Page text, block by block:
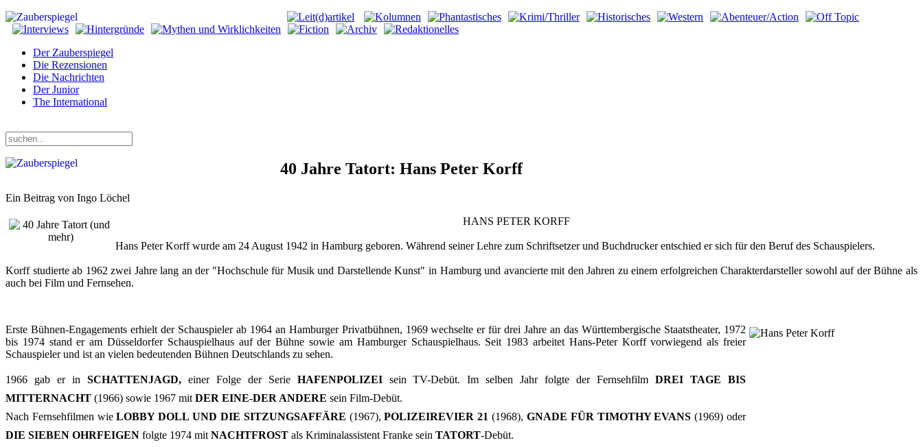
Der Zauberspiegel
Die Rezensionen
Die Nachrichten
Der Junior
The International
40 Jahre Tatort: Hans Peter Korff
Ein Beitrag von Ingo Löchel
HANS PETER KORFF
Hans Peter Korff wurde am 24 August 1942 in Hamburg geboren. Während seiner Lehre zum Schriftsetzer und Buchdrucker entschied er sich für den Beruf des Schauspielers.
Korff studierte ab 1962 zwei Jahre lang an der "Hochschule für Musik und Darstellende Kunst" in Hamburg und avancierte mit den Jahren zu einem erfolgreichen Charakterdarsteller sowohl auf der Bühne als
auch bei Film und Fernsehen.
Erste Bühnen-Engagements erhielt der Schauspieler ab 1964 an Hamburger Privatbühnen, 1969 wechselte er für drei Jahre an das Württembergische Staatstheater, 1972
bis 1974 stand er am Düsseldorfer Schauspielhaus auf der Bühne sowie am Hamburger Schauspielhaus. Seit 1983 arbeitet Hans-Peter Korff vorwiegend als freier
Schauspieler und ist an vielen bedeutenden Bühnen Deutschlands zu sehen.
1966 gab er in SCHATTENJAGD,einer Folge der Serie HAFENPOLIZEIsein TV-Debüt. Im selben Jahr folgte der FernsehfilmDREI TAGE BIS
MITTERNACHT (1966) sowie 1967 mit DER EINE-DER ANDERE sein Film-Debüt.
Nach Fernsehfilmen wieLOBBY DOLL UND DIE SITZUNGSAFFÄRE (1967),POLIZEIREVIER 21 (1968), GNADE FÜR TIMOTHY EVANS (1969) oder
DIE SIEBEN OHRFEIGEN folgte 1974 mit NACHTFROST als Kriminalassistent Franke sein TATORT-Debüt.